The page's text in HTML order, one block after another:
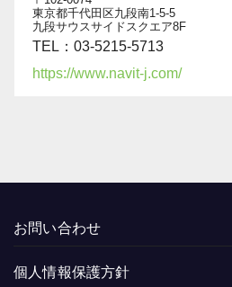
東京都千代田区九段南1-5-5
九段サウスサイドスクエア8F
TEL：03-5215-5713
https://www.navit-j.com/
お問い合わせ
個人情報保護方針